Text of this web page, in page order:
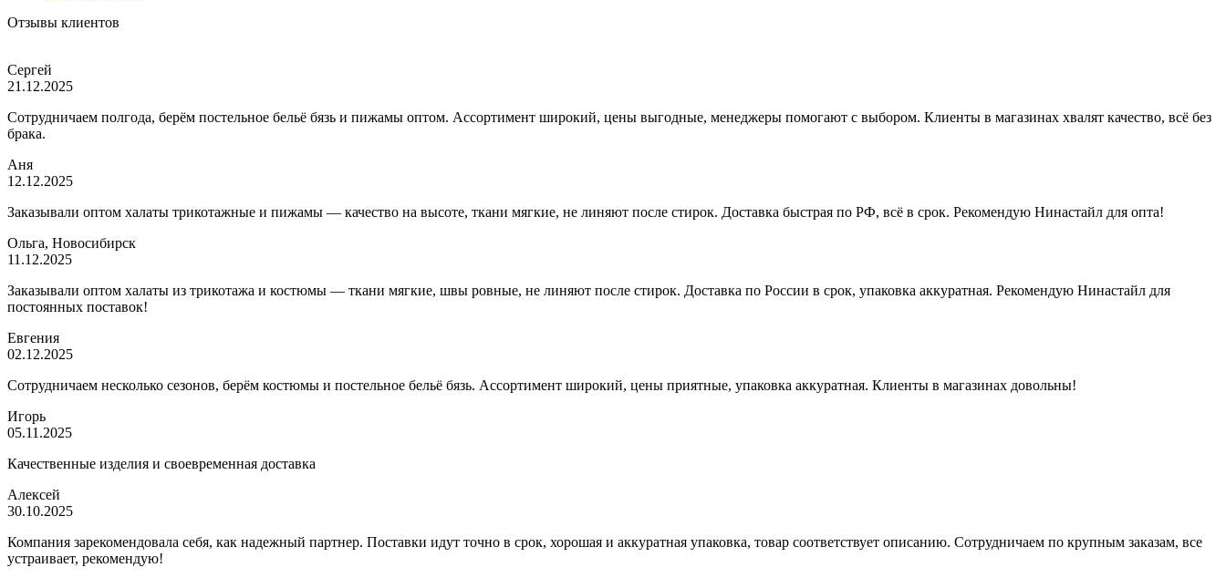
Отзывы клиентов
Сергей
21.12.2025
Сотрудничаем полгода, берём постельное бельё бязь и пижамы оптом. Ассортимент широкий, цены выгодные, менеджеры помогают с выбором. Клиенты в магазинах хвалят качество, всё без
брака.
Аня
12.12.2025
Заказывали оптом халаты трикотажные и пижамы — качество на высоте, ткани мягкие, не линяют после стирок. Доставка быстрая по РФ, всё в срок. Рекомендую Нинастайл для опта!
Ольга, Новосибирск
11.12.2025
Заказывали оптом халаты из трикотажа и костюмы — ткани мягкие, швы ровные, не линяют после стирок. Доставка по России в срок, упаковка аккуратная. Рекомендую Нинастайл для
постоянных поставок!
Евгения
02.12.2025
Сотрудничаем несколько сезонов, берём костюмы и постельное бельё бязь. Ассортимент широкий, цены приятные, упаковка аккуратная. Клиенты в магазинах довольны!
Игорь
05.11.2025
Качественные изделия и своевременная доставка
Алексей
30.10.2025
Компания зарекомендовала себя, как надежный партнер. Поставки идут точно в срок, хорошая и аккуратная упаковка, товар соответствует описанию. Сотрудничаем по крупным заказам, все
устраивает, рекомендую!